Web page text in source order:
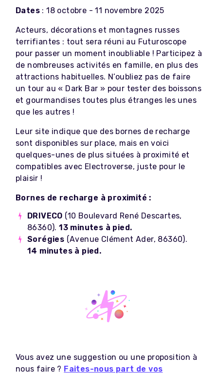
Dates : 18 octobre - 11 novembre 2025
Acteurs, décorations et montagnes russes
terrifiantes : tout sera réuni au Futuroscope
pour passer un moment inoubliable ! Participez à
de nombreuses activités en famille, en plus des
attractions habituelles. N’oubliez pas de faire
un tour au « Dark Bar » pour tester des boissons
et gourmandises toutes plus étranges les unes
que les autres !
Leur site indique que des bornes de recharge
sont disponibles sur place, mais en voici
quelques-unes de plus situées à proximité et
compatibles avec Electroverse, juste pour le
plaisir !
Bornes de recharge à proximité :
DRIVECO (​​10 Boulevard René Descartes,
86360).13 minutes à pied.
Sorégies (Avenue Clément Ader, 86360).
14 minutes à pied.
Vous avez une suggestion ou une proposition à
nous faire ? Faites-nous part de vos